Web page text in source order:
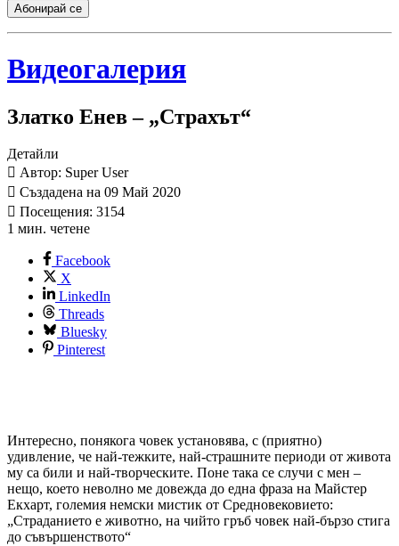
Абонирай се
Видеогалерия
Златко Енев – „Страхът“
Детайли
Автор: Super User
Създадена на 09 Май 2020
Посещения: 3154
1 мин. четене
Facebook
X
LinkedIn
Threads
Bluesky
Pinterest
Интересно, понякога човек установява, с (приятно)
удивление, че най-тежките, най-страшните периоди от живота
му са били и най-творческите. Поне така се случи с мен –
нещо, което неволно ме довежда до една фраза на Майстер
Екхарт, големия немски мистик от Средновековието:
„Страданието е животно, на чийто гръб човек най-бързо стига
до съвършенството“